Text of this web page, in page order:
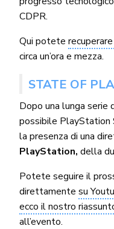
CDPR.
Qui potete
circa un’ora e mezza.
STATE OF
Dopo una lunga serie
possibile PlayStation
la presenza di una
PlayStation, della
Potete seguire il
direttamente su
ecco il nostro
all’evento.